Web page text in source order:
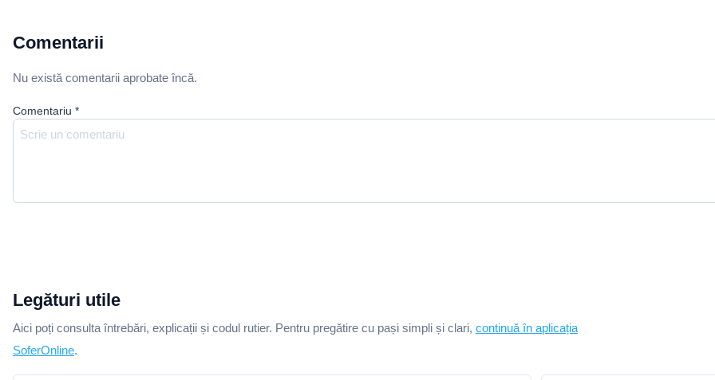
Comentarii
Nu există comentarii aprobate încă.
Comentariu *
Legături utile
Aici poți consulta întrebări, explicații și codul rutier. Pentru pregătire cu pași simpli și clari, continuă în aplicația
SoferOnline.